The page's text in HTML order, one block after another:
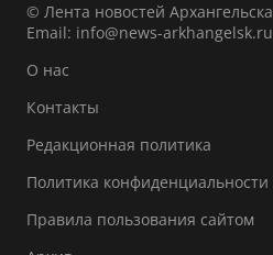
© Лента новостей Архангельска
Email: info@news-arkhangelsk.ru
О нас
Контакты
Редакционная политика
Политика конфиденциальности
Правила пользования сайтом